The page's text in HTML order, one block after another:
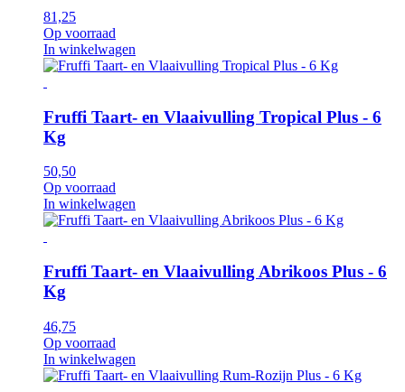
81,25
Op voorraad
In winkelwagen
Fruffi Taart- en Vlaaivulling Tropical Plus - 6
Kg
50,50
Op voorraad
In winkelwagen
Fruffi Taart- en Vlaaivulling Abrikoos Plus - 6
Kg
46,75
Op voorraad
In winkelwagen